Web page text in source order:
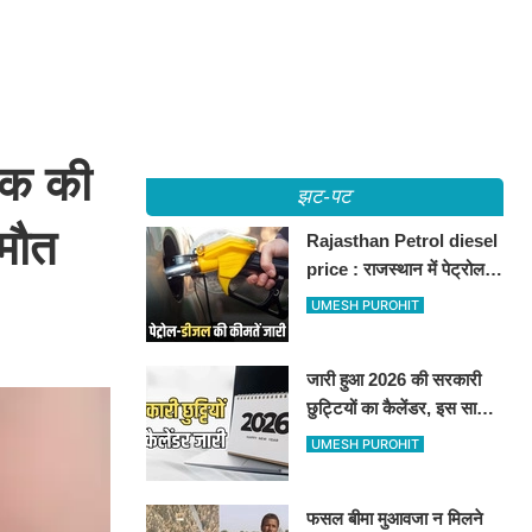
की
झट-पट
Rajasthan Petrol diesel
price : राजस्थान में पेट्रोल-
डीजल की कीमतें जारी, जानिए
UMESH PUROHIT
जारी हुआ 2026 की सरकारी
छुट्टियों का कैलेंडर, इस साल
कई बार मिलेगा लगातार
UMESH PUROHIT
फसल बीमा मुआवजा न मिलने